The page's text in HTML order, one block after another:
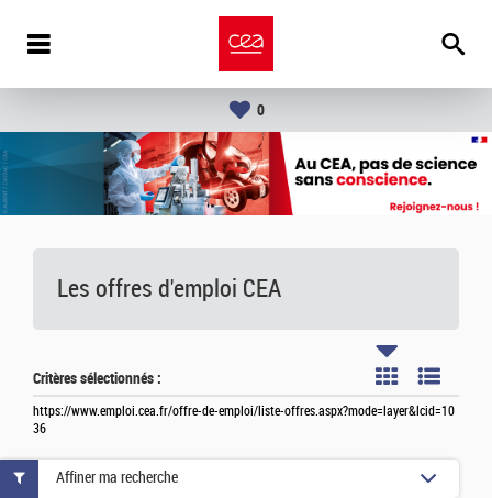
0
Les offres d'emploi CEA
Critères sélectionnés :
https://www.emploi.cea.fr/offre-de-emploi/liste-offres.aspx?mode=layer&lcid=10
36
Affiner ma recherche